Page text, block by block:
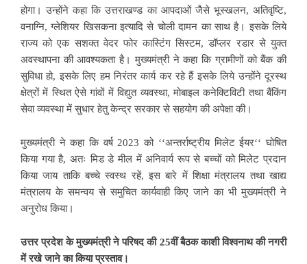
होगा। उन्होंने कहा कि उत्तराखण्ड का आपदाओं जैसे भूस्खलन, अतिवृष्टि,
वनाग्नि, ग्लेशियर खिसकना इत्यादि से चोली दामन का साथ है। इसके लिये
राज्य को एक सशक्त वेदर फोर कास्टिंग सिस्टम, डॉप्लर रडार से युक्त
अवस्थापना की आवश्यकता है। मुख्यमंत्री ने कहा कि ग्रामीणों को बैंक की
सुविधा हो, इसके लिए हम निरंतर कार्य कर रहे हैं इसके लिये उन्होंने दूरस्थ
क्षेत्रों में स्थित ऐसे गांवों में विद्युत व्यवस्था, मोबाइल कनेक्टिविटी तथा बैंकिंग
सेवा व्यवस्था में सुधार हेतु केन्द्र सरकार से सहयोग की अपेक्षा की।
मुख्यमंत्री ने कहा कि वर्ष 2023 को ‘‘अन्तर्राष्ट्रीय मिलेट ईयर‘‘ घोषित
किया गया है, अतः मिड डे मील में अनिवार्य रूप से बच्चों को मिलेट प्रदान
किया जाय ताकि बच्चे स्वस्थ रहें, इस बारे में शिक्षा मंत्रालय तथा खाद्य
मंत्रालय के समन्वय से समुचित कार्यवाही किए जाने का भी मुख्यमंत्री ने
अनुरोध किया।
उत्तर प्रदेश के मुख्यमंत्री ने परिषद की 25वीं बैठक काशी विश्वनाथ की नगरी
में रखे जाने का किया प्रस्ताव।